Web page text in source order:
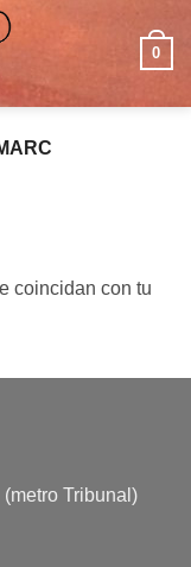
0
coincidan con tu
Tribunal)